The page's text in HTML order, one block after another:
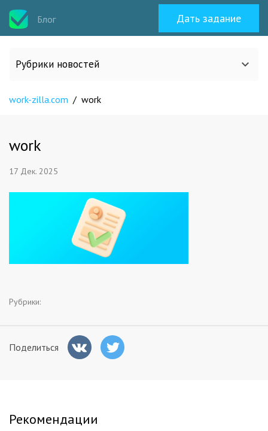
Блог Дать задание
Рубрики новостей
Все статьи
Кейсы
Новости сервиса
Исполнителям
work-zilla.com / work
work
17 Дек. 2025
Рубрики:
Поделиться
Рекомендации